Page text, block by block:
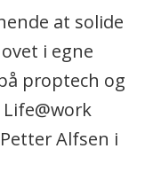
at solide
i egne
proptech og
Alfsen i